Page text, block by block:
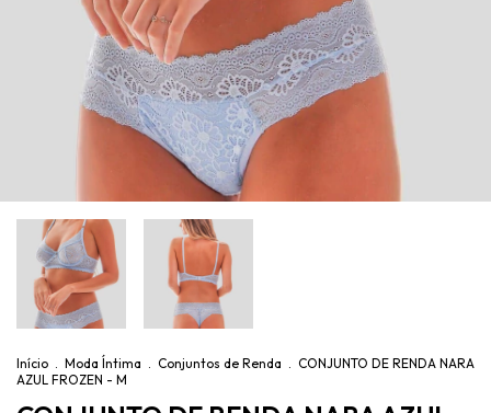
Início . Moda Íntima . Conjuntos de Renda . CONJUNTO DE RENDA NARA
AZUL FROZEN - M